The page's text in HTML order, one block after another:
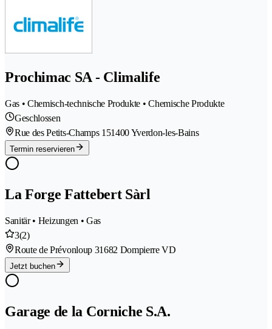
Prochimac SA - Climalife
Gas • Chemisch-technische Produkte • Chemische Produkte
Geschlossen
Rue des Petits-Champs 151400 Yverdon-les-Bains
Termin reservieren
La Forge Fattebert Sàrl
Sanitär • Heizungen • Gas
3(2)
Route de Prévonloup 31682 Dompierre VD
Jetzt buchen
Garage de la Corniche S.A.